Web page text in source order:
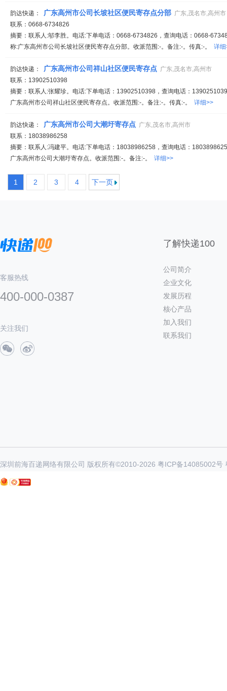
韵达快递： 广东高州市公司长坡社区便民寄存点分部 广东,茂名市,高州市
联系：0668-6734826
摘要：联系人:邬李胜。电话:下单电话：0668-6734826，查询电话：0668-
称:广东高州市公司长坡社区便民寄存点分部。收派范围:-。备注:-。传真:-。 详
韵达快递： 广东高州市公司祥山社区便民寄存点 广东,茂名市,高州市
联系：13902510398
摘要：联系人:张耀珍。电话:下单电话：13902510398，查询电话：
广东高州市公司祥山社区便民寄存点。收派范围:-。备注:-。传真:-。 详细>>
韵达快递： 广东高州市公司大潮圩寄存点 广东,茂名市,高州市
联系：18038986258
摘要：联系人:冯建平。电话:下单电话：18038986258，查询电话：
广东高州市公司大潮圩寄存点。收派范围:-。备注:-。 详细>>
1 2 3 4 下一页
客服热线
400-000-0387
关注我们
了解快递100
公司简介
企业文化
发展历程
核心产品
加入我们
联系我们
深圳前海百递网络有限公司 版权所有©2010-2026 粤ICP备14085002号